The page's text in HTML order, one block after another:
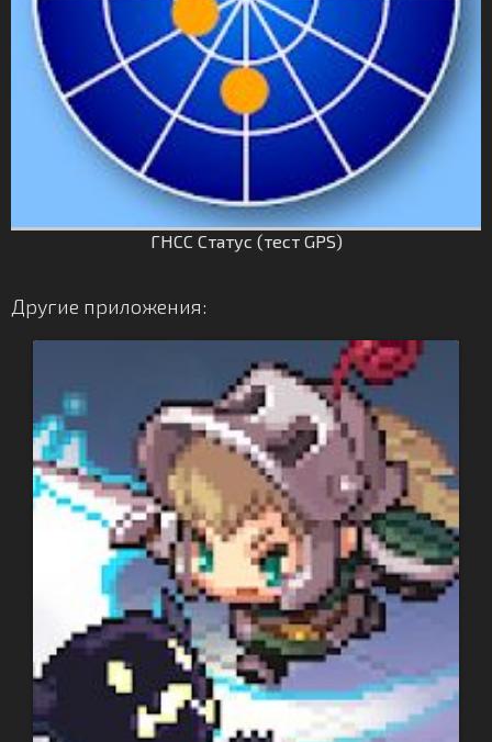
ГНСС Статус (тест GPS)
Другие приложения: